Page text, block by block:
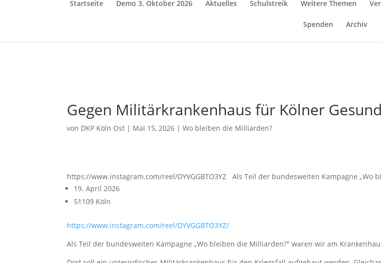
Startseite Demo 3. Oktober 2026 Aktuelles Schulstreik Weitere Themen
Spenden Archiv
Gegen Militärkrankenhaus für Kölner
von DKP Köln Ost | Mai 15, 2026 |Wo bleiben die Milliarden?
https://www.instagram.com/reel/DYVGGBTO3YZ Als Teil der bundesweiten Kampagne „Wo
19. April 2026
51109 Köln
https://www.instagram.com/reel/DYVGGBTO3YZ/
Als Teil der bundesweiten Kampagne „Wo bleiben die Milliarden?" waren wir am